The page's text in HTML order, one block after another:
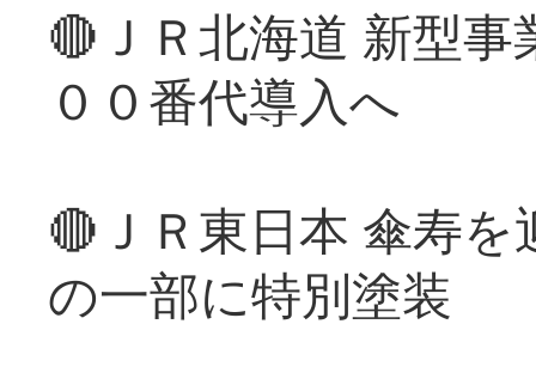
🔴ＪＲ北海道 新型
００番代導入へ
🔴ＪＲ東日本 傘寿
の一部に特別塗装